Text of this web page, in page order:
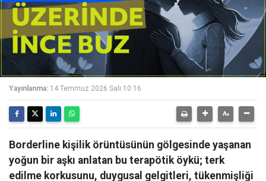
Yayınlanma: 14 Temmuz 2026 Salı 10:16
Borderline kişilik örüntüsünün gölgesinde yaşanan
yoğun bir aşkı anlatan bu terapötik öykü; terk
edilme korkusunu, duygusal gelgitleri, tükenmişliği